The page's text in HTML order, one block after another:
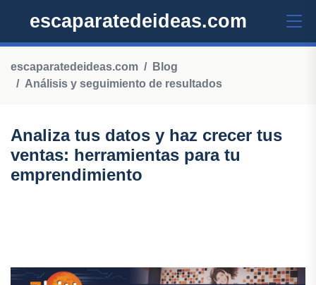
escaparatedeideas.com
escaparatedeideas.com
Blog
Análisis y seguimiento de resultados
Analiza tus datos y haz crecer tus
ventas: herramientas para tu
emprendimiento